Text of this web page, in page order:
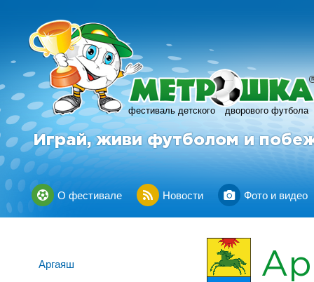
фестиваль детского дворового футбола
R
Играй, живи футболом и
О фестивале Новости Фото и видео
Аргаяш